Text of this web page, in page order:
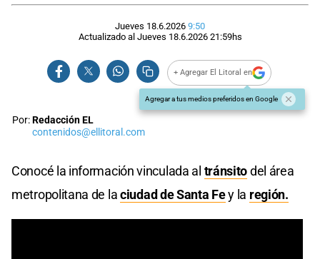
Jueves 18.6.2026 9:50
Actualizado al Jueves 18.6.2026 21:59hs
+ Agregar El Litoral en
Agregar a tus medios preferidos en Google
Por:Redacción EL
contenidos@ellitoral.com
Conocé la información vinculada al tránsitodel área
metropolitana de laciudad de Santa Fey la región.